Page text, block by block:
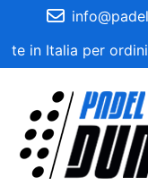
in Italia per ordini